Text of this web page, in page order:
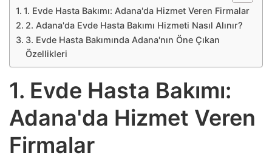
1. Evde Hasta Bakımı: Adana'da Hizmet Veren Firmalar
2. Adana'da Evde Hasta Bakımı Hizmeti Nasıl Alınır?
3. Evde Hasta Bakımında Adana'nın Öne Çıkan
Özellikleri
1. Evde Hasta Bakımı:
Adana'da Hizmet Veren
Firmalar